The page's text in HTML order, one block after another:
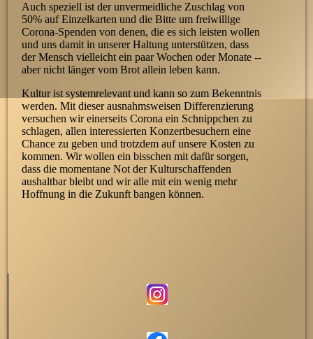
Auch speziell ist der unvermeidliche Zu­schlag von
50% auf Einzelkarten und die Bitte um freiwillige
Corona-Spenden von denen, die es sich leisten wollen
und uns damit in unserer Haltung unterstützen, dass
der Mensch vielleicht ein paar Wochen oder Monate --
aber nicht länger vom Brot allein leben kann.
Kultur ist system­relevant und kann so zum Bekenntnis
werden. Mit dieser ausnahmsweisen Differenzierung
versuchen wir einerseits Corona ein Schnippchen zu
schlagen, allen interessierten Konzertbesuchern eine
Chance zu geben und trotzdem auf unsere Kosten zu
kommen. Wir wollen ein bisschen mit dafür sorgen,
dass die momentane Not der Kulturschaffenden
aushaltbar bleibt und wir alle mit ein wenig mehr
Hoffnung in die Zukunft bangen können.